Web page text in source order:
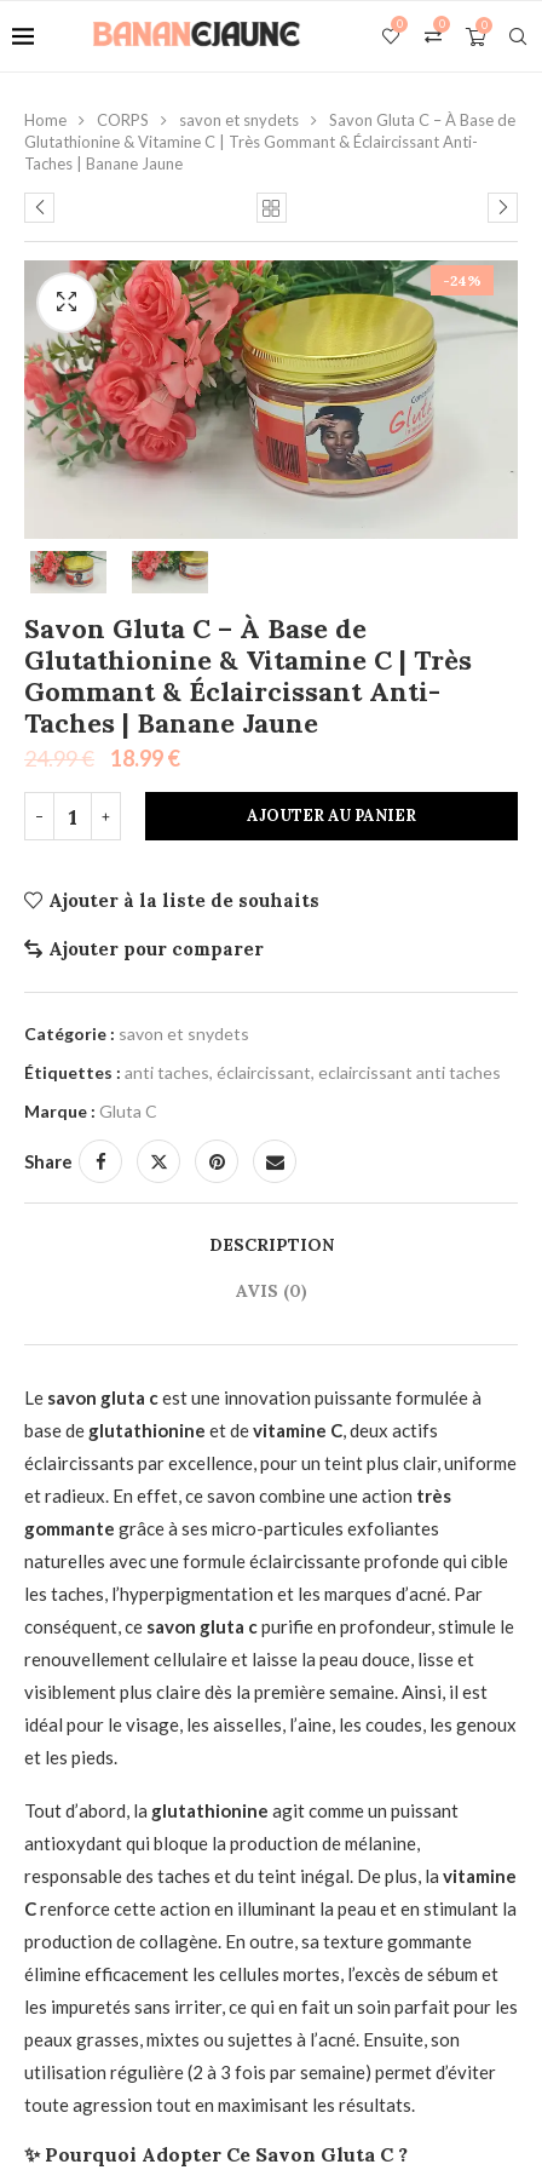
0
0
0
Home CORPS savon et snydets
Savon Gluta C – À Base de
Glutathionine & Vitamine C | Très Gommant & Éclaircissant Anti-
Taches | Banane Jaune
-24%
Savon Gluta C – À Base de
Glutathionine & Vitamine C | Très
Gommant & Éclaircissant Anti-
Taches | Banane Jaune
24.99€ 18.99€
AJOUTER AU PANIER
Ajouter à la liste de souhaits
Ajouter pour comparer
Catégorie : savon et snydets
Étiquettes : anti taches, éclaircissant, eclaircissant anti taches
Marque : Gluta C
Share
DESCRIPTION
AVIS (0)
Le savon gluta cest une innovation puissante formulée à
base de glutathionine et devitamine C, deux actifs
éclaircissants par excellence, pour un teint plus clair, uniforme
et radieux. En effet, ce savon combine une action très
gommante grâce à ses micro-particules exfoliantes
naturelles avec une formule éclaircissante profonde qui cible
les taches, l’hyperpigmentation et les marques d’acné. Par
conséquent, ce savon gluta cpurifie en profondeur, stimule le
renouvellement cellulaire et laisse la peau douce, lisse et
visiblement plus claire dès la première semaine. Ainsi, il est
idéal pour le visage, les aisselles, l’aine, les coudes, les genoux
et les pieds.
Tout d’abord, la glutathionine agit comme un puissant
antioxydant qui bloque la production de mélanine,
responsable des taches et du teint inégal. De plus, la vitamine
Crenforce cette action en illuminant la peau et en stimulant la
production de collagène. En outre, sa texture gommante
élimine efficacement les cellules mortes, l’excès de sébum et
les impuretés sans irriter, ce qui en fait un soin parfait pour les
peaux grasses, mixtes ou sujettes à l’acné. Ensuite, son
utilisation régulière (2 à 3 fois par semaine) permet d’éviter
toute agression tout en maximisant les résultats.
✨ Pourquoi Adopter Ce Savon Gluta C ?